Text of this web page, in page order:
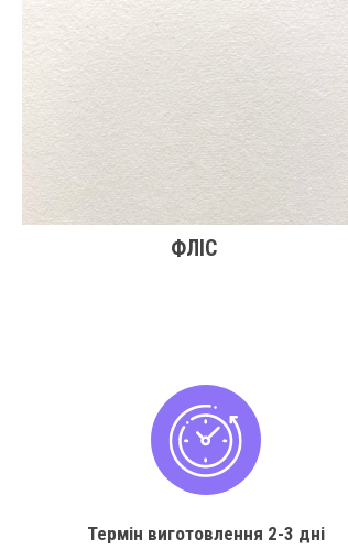
ФЛІС
Термін виготовлення 2-3 дні